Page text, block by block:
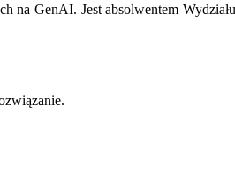
na GenAI. Jest absolwentem